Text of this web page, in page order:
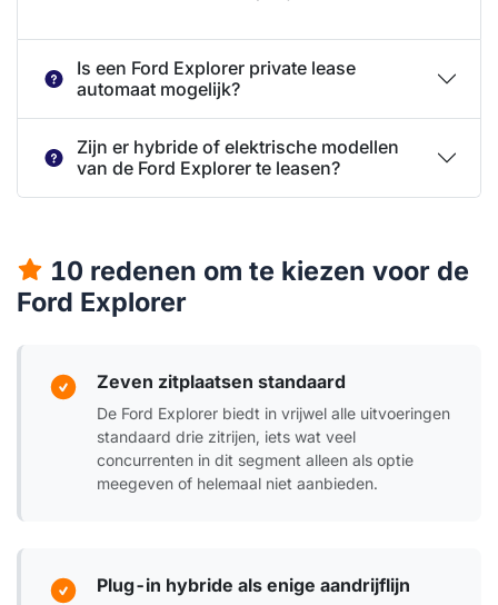
Is een Ford Explorer private lease
automaat mogelijk?
Zijn er hybride of elektrische modellen
van de Ford Explorer te leasen?
10 redenen om te kiezen voor de
Ford Explorer
Zeven zitplaatsen standaard
De Ford Explorer biedt in vrijwel alle uitvoeringen
standaard drie zitrijen, iets wat veel
concurrenten in dit segment alleen als optie
meegeven of helemaal niet aanbieden.
Plug-in hybride als enige aandrijflijn